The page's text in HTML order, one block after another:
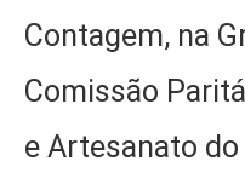
Contagem, na
Comissão
e Artesanato